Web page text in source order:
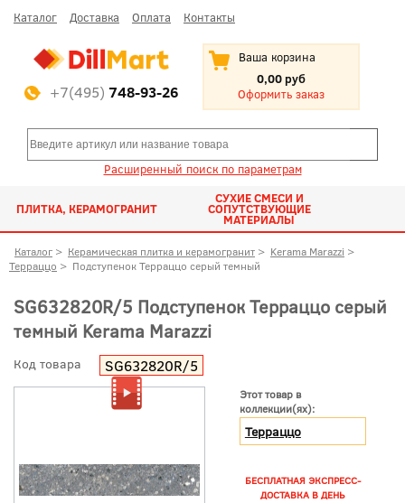
Каталог Доставка Оплата Контакты
+7(495) 748-93-26
Ваша корзина
0,00 руб
Оформить заказ
Расширенный поиск по параметрам
ПЛИТКА, КЕРАМОГРАНИТ
СУХИЕ СМЕСИ И
СОПУТСТВУЮЩИЕ
МАТЕРИАЛЫ
Каталог > Керамическая плитка и керамогранит > Kerama Marazzi >
Терраццо > Подступенок Терраццо серый темный
SG632820R/5 Подступенок Терраццо серый
темный Kerama Marazzi
Код товара SG632820R/5
Этот товар в
коллекции(ях):
Терраццо
БЕСПЛАТНАЯ ЭКСПРЕСС-
ДОСТАВКА В ДЕНЬ